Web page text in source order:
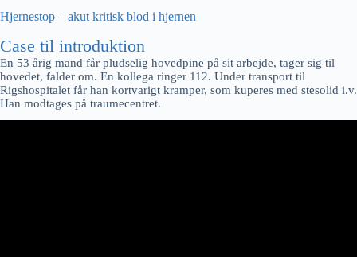
Hjernestop – akut kritisk blod i hjernen
Case til introduktion
En 53 årig mand får pludselig hovedpine på sit arbejde, tager sig til
hovedet, falder om. En kollega ringer 112. Under transport til
Rigshospitalet får han kortvarigt kramper, som kuperes med stesolid i.v.
Han modtages på traumecentret.